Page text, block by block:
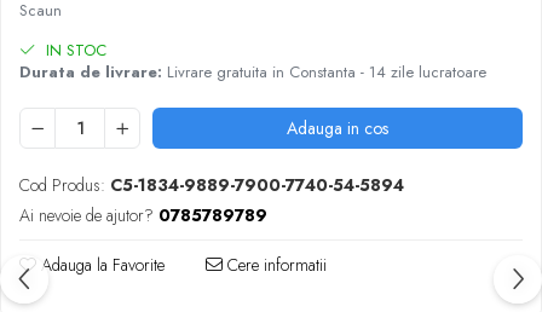
ACCESORII PRINDERE
INSTRUMENTE DE SCRIS &
INSTRUMENTE DE SCRIS DE CALITATE
SUPERIOARA
STILOURI - ROLLERE - PIXURI CU GEL &
SET-URI
PIXURI FARA MECANISM
MARKERE WHITEBOARD
Scaun
IN STOC
Durata de livrare: Livrare gratuita in Constanta - 14 zile lucratoare
Adauga in cos
Cod Produs: C5-1834-9889-7900-7740-54-5894
Ai nevoie de ajutor? 0785789789
Adauga la Favorite Cere informatii